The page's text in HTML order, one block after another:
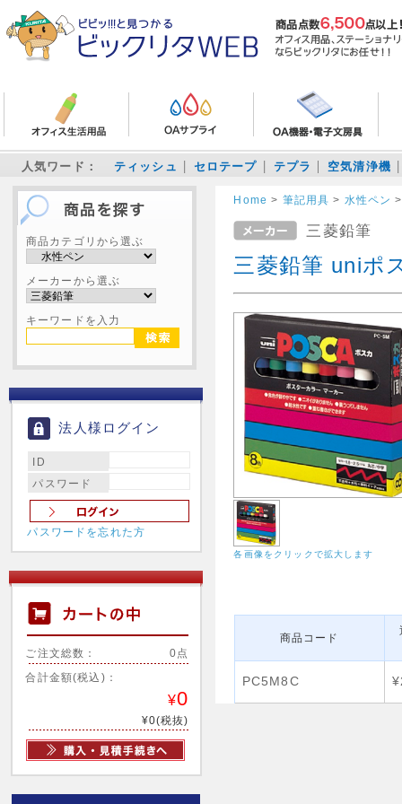
人気ワード： ティッシュ セロテープ テプラ 空気清浄機
商品カテゴリから選ぶ
メーカーから選ぶ
キーワードを入力
法人様ログイン
ID
パスワード
パスワードを忘れた方
ご注文総数： 0点
合計金額(税込)：
¥0
¥0(税抜)
Home > 筆記用具 > 水性ペン
三菱鉛筆
三菱鉛筆 uniポ
各画像をクリックで拡大します
商品コード
PC5M8C